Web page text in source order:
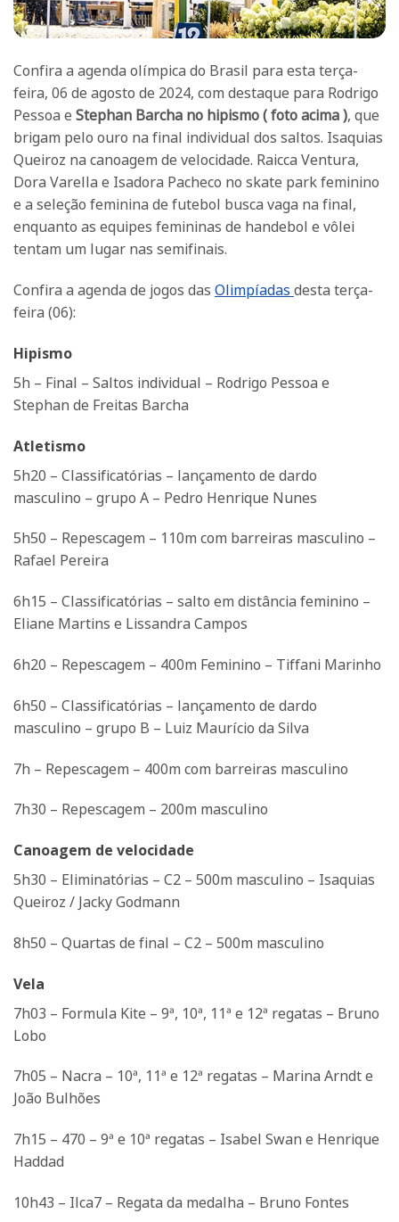
Confira a agenda olímpica do Brasil para esta terça-
feira, 06 de agosto de 2024, com destaque para Rodrigo
Pessoa e Stephan Barcha no hipismo ( foto acima ), que
brigam pelo ouro na final individual dos saltos. Isaquias
Queiroz na canoagem de velocidade. Raicca Ventura,
Dora Varella e Isadora Pacheco no skate park feminino
e a seleção feminina de futebol busca vaga na final,
enquanto as equipes femininas de handebol e vôlei
tentam um lugar nas semifinais.
Confira a agenda de jogos das Olimpíadas desta terça-
feira (06):
Hipismo
5h – Final – Saltos individual – Rodrigo Pessoa e
Stephan de Freitas Barcha
Atletismo
5h20 – Classificatórias – lançamento de dardo
masculino – grupo A – Pedro Henrique Nunes
5h50 – Repescagem – 110m com barreiras masculino –
Rafael Pereira
6h15 – Classificatórias – salto em distância feminino –
Eliane Martins e Lissandra Campos
6h20 – Repescagem – 400m Feminino – Tiffani Marinho
6h50 – Classificatórias – lançamento de dardo
masculino – grupo B – Luiz Maurício da Silva
7h – Repescagem – 400m com barreiras masculino
7h30 – Repescagem – 200m masculino
Canoagem de velocidade
5h30 – Eliminatórias – C2 – 500m masculino – Isaquias
Queiroz / Jacky Godmann
8h50 – Quartas de final – C2 – 500m masculino
Vela
7h03 – Formula Kite – 9ª, 10ª, 11ª e 12ª regatas – Bruno
Lobo
7h05 – Nacra – 10ª, 11ª e 12ª regatas – Marina Arndt e
João Bulhões
7h15 – 470 – 9ª e 10ª regatas – Isabel Swan e Henrique
Haddad
10h43 – Ilca7 – Regata da medalha – Bruno Fontes